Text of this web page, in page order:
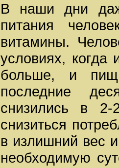
В наши дни
питания
витамины.
условиях, когда
больше, и
последние
снизились в
снизиться
в излишний вес
необходимую